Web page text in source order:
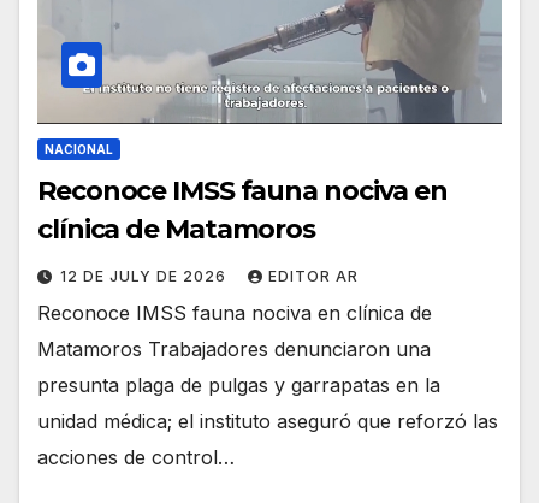
NACIONAL
Reconoce IMSS fauna nociva en
clínica de Matamoros
12 DE JULY DE 2026 EDITOR AR
Reconoce IMSS fauna nociva en clínica de
Matamoros Trabajadores denunciaron una
presunta plaga de pulgas y garrapatas en la
unidad médica; el instituto aseguró que reforzó las
acciones de control…